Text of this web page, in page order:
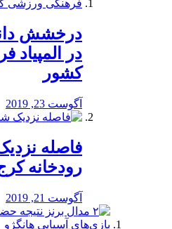
درخشش
در
کشور
آگوست 23, 2019
️فاصله
رودخانه
آگوست 21, 2019